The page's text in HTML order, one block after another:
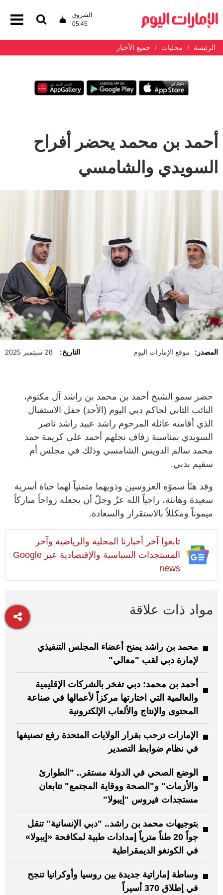
الشروق
05:45
الرئيسة محليات جميع الأخبار
أحمد بن محمد يحضر أفراح
السويدي والشامسي
المصدر: موقع الإمارات اليوم التاريخ: 28 سبتمبر 2025
حضر سمو الشيخ أحمد بن محمد بن راشد آل مكتوم،
النائب الثاني لحاكم دبي اليوم (الأحد) حفل الاستقبال
الذي أقامته عائلة المرحوم راشد عبيد راشد ناصر
السويدي بمناسبة زفاف نجلهم أحمد على كريمة حمد
محمد سالم الدويس الشامسي وذلك في مجلس أم
سقيم بدبي.
وقد هنّأ سموّه العروسين وذويهما متمنياً لهما حياة أسرية
سعيدة وهانئة، راجياً الله عزّ وجلّ أن يجعله زواجاً مباركاً
ميموناً ومكللاً بالاستقرار والسعادة.
تابعوا آخر أخبارنا المحلية والرياضية وآخر
المستجدات السياسية والإقتصادية عبر Google
news
مواد ذات علاقة
محمد بن راشد يمنح أعضاء المجلس التنفيذي
لإمارة دبي لقب "معالي"
أحمد بن محمد: دبي تفخر بالشركات الإقليمية
والعالمية التي اختارتها مركزاً لأعمالها في صناعة
المحتوى والإنتاج والألعاب الإلكترونية
الإمارات ترحب بقرار الولايات المتحدة رفع تصنيفها
في نظام ضوابط التصدير
الوضع الصحي في الدولة مستقر.. "الطوارئ
والأزمات" و"الصحة ووقاية المجتمع" تتابعان
مستجدات فيروس "إيبولا"
بتوجيهات محمد بن راشد.. "دبي الإنسانية" تنقل
جواً 20 طناً مترياً إمدادات طبية لمكافحة «إيبولا»
في الكونغو الديمقراطية
وساطة إماراتية جديدة بين روسيا وأوكرانيا تنجح
في إطلاق 370 أسيراً